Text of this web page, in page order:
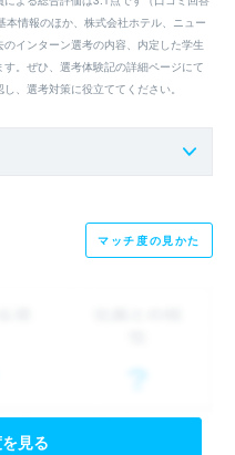
情報のほか、株式会社ホテル、ニュー
インターン選考の内容、内定した学生
。ぜひ、選考体験記の詳細ページにて
、選考対策に役立ててください。
マッチ度の見かた
見る